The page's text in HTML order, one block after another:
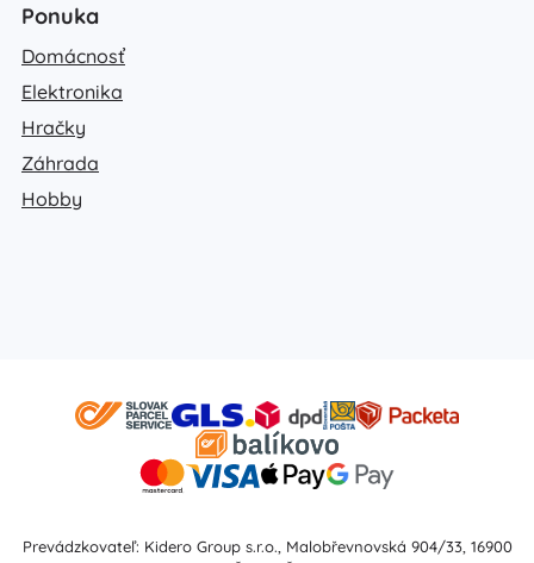
Ponuka
Domácnosť
Elektronika
Hračky
Záhrada
Hobby
Prevádzkovateľ: Kidero Group s.r.o., Malobřevnovská 904/33, 16900